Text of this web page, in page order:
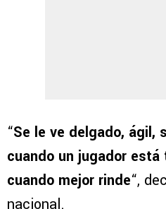
“Se le ve delgado, ágil,
cuando un jugador
cuando mejor rinde“,
nacional.